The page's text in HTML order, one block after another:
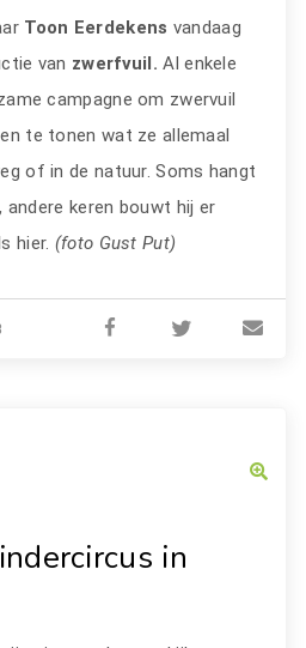
Toon Eerdekens vandaag
van zwerfvuil. Al enkele
campagne om zwervuil
te tonen wat ze allemaal
of in de natuur. Soms hangt
andere keren bouwt hij er
hier. (foto Gust Put)
in